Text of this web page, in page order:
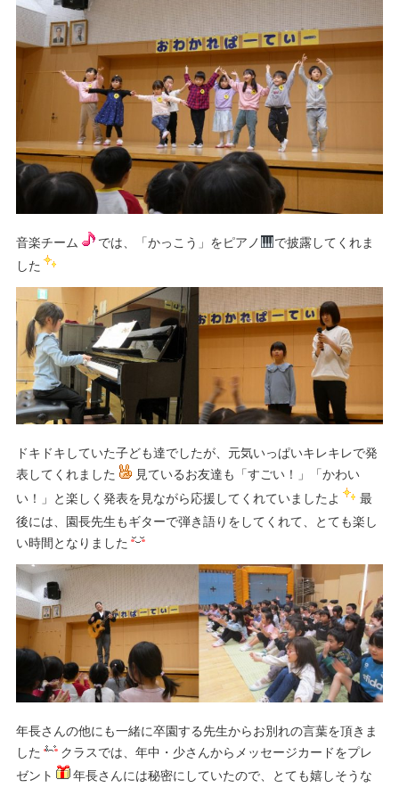
音楽チーム では、「かっこう」をピアノ
で披露してくれま
した
ドキドキしていた子ども達でしたが、元気いっぱいキレキレで発
表してくれました
見ているお友達も「すごい！」「かわい
い！」と楽しく発表を見ながら応援してくれていましたよ
最
後には、園長先生もギターで弾き語りをしてくれて、とても楽し
い時間となりました
年長さんの他にも一緒に卒園する先生からお別れの言葉を頂きま
した
クラスでは、年中・少さんからメッセージカードをプレ
ゼント
年長さんには秘密にしていたので、とても嬉しそうな